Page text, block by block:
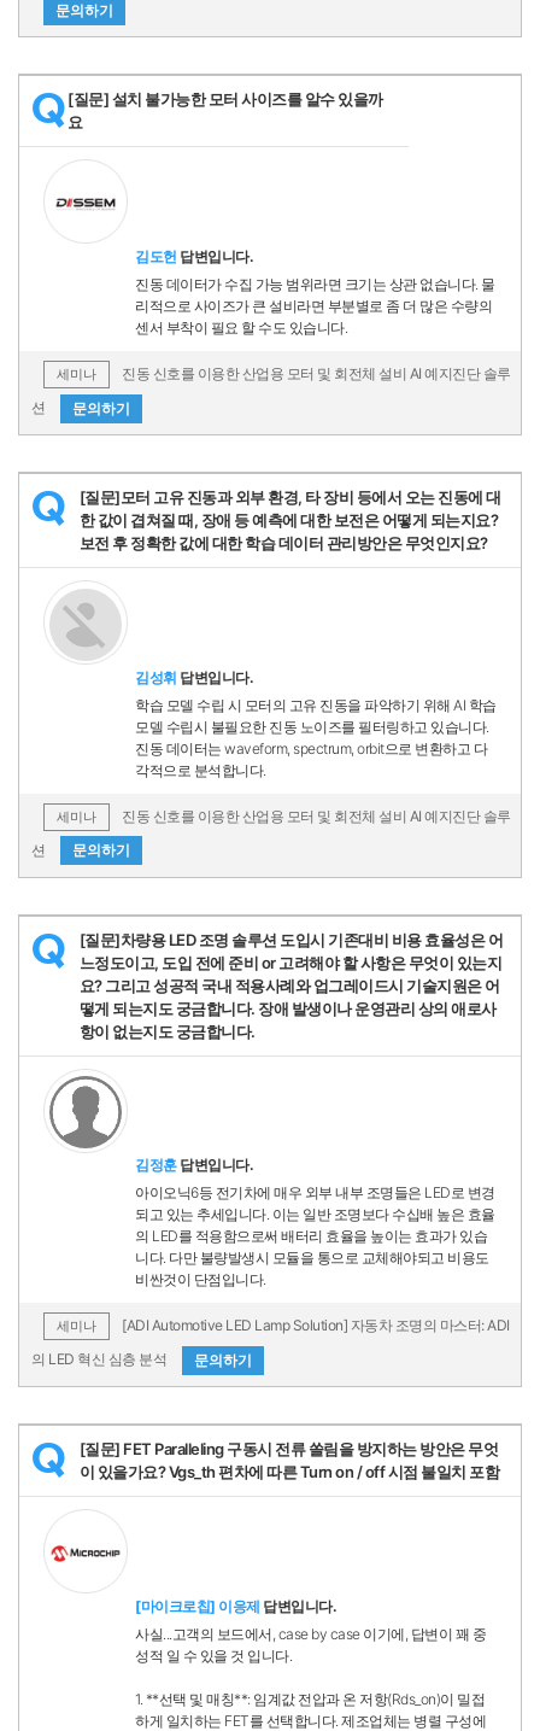
문의하기
Q[질문] 설치 불가능한 모터 사이즈를 알수 있을까
요
김도헌 답변입니다.
진동 데이터가 수집 가능 범위라면 크기는 상관 없습니다. 물
리적으로 사이즈가 큰 설비라면 부분별로 좀 더 많은 수량의
센서 부착이 필요 할 수도 있습니다.
세미나
진동 신호를 이용한 산업용 모터 및 회전체 설비 AI 예지진단 솔루
션
문의하기
Q
[질문]모터 고유 진동과 외부 환경, 타 장비 등에서 오는 진동에 대
한 값이 겹쳐질 때, 장애 등 예측에 대한 보전은 어떻게 되는지요?
보전 후 정확한 값에 대한 학습 데이터 관리방안은 무엇인지요?
김성휘 답변입니다.
학습 모델 수립 시 모터의 고유 진동을 파악하기 위해 AI 학습
모델 수립시 불필요한 진동 노이즈를 필터링하고 있습니다.
진동 데이터는 waveform, spectrum, orbit으로 변환하고 다
각적으로 분석합니다.
세미나
진동 신호를 이용한 산업용 모터 및 회전체 설비 AI 예지진단 솔루
션
문의하기
Q
[질문]차량용 LED 조명 솔루션 도입시 기존대비 비용 효율성은 어
느정도이고, 도입 전에 준비 or 고려해야 할 사항은 무엇이 있는지
요? 그리고 성공적 국내 적용사례와 업그레이드시 기술지원은 어
떻게 되는지도 궁금합니다. 장애 발생이나 운영관리 상의 애로사
항이 없는지도 궁금합니다.
김정훈답변입니다.
아이오닉6등 전기차에 매우 외부 내부 조명들은 LED로 변경
되고 있는 추세입니다. 이는 일반 조명보다 수십배 높은 효율
의 LED를 적용함으로써 배터리 효율을 높이는 효과가 있습
니다. 다만 불량발생시 모듈을 통으로 교체해야되고 비용도
비싼것이 단점입니다.
세미나
[ADI Automotive LED Lamp Solution] 자동차 조명의 마스터: ADI
의 LED 혁신 심층 분석
문의하기
Q
[질문] FET Paralleling 구동시 전류 쏠림을 방지하는 방안은 무엇
이 있을가요? Vgs_th 편차에 따른 Turn on / off 시점 불일치 포함
[마이크로칩] 이응제 답변입니다.
사실...고객의 보드에서, case by case 이기에, 답변이 꽤 중
성적 일 수 있을 것 입니다.
1. **선택 및 매칭**: 임계값 전압과 온 저항(Rds_on)이 밀접
하게 일치하는 FET를 선택합니다. 제조업체는 병렬 구성에